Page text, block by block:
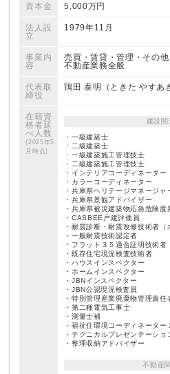
資本金 5,000万円
法人設
立
1979年11月
事業内
容
売買・賃貸・管理・その他
不動産業務全般
代表取
締役
鴇田 泰明（ときた やすあ
在籍資
格者延
べ人数
(2025年5
月時点)
建設関
・一級建築士
・二級建築士
・一級建築施工管理技士
・二級建築施工管理技士
・インテリアコーディネーター
・カラーコーディネーター
・兵庫県ヘリテージマネージャ
・兵庫県景観アドバイザー
・兵庫県被災建築物応急危険度
・CASBEE戸建評価員
・耐震診断・耐震改修技術者（
・一般耐震技術認定者
・フラット３５適合証明技術者
・既存住宅現況検査技術者
・ハウスインスペクター
・ホームインスペクター
・JBNインスペクター
・JBN公認現況検査員
・特別管理産業廃棄物管理責任
・第二種電気工事士
・測量士補
・福祉住環境コーディネーター
・テクニカルプレゼンテーショ
・整理収納アドバイザー
不動産